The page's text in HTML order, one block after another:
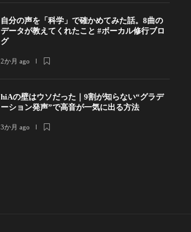
自分の声を「科学」で確かめてみた話。8曲の
データが教えてくれたこと #ボーカル修行ブロ
グ
2か月 ago
hiAの壁はウソだった｜9割が知らない“グラデ
ーション発声”で高音が一気に出る方法
3か月 ago